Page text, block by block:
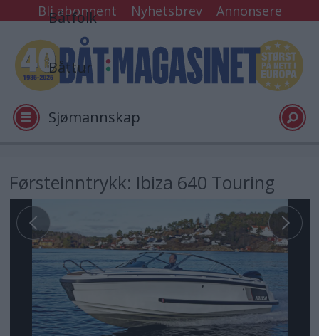
Bli abonnent Nyhetsbrev Annonsere
Båtfolk
Båttur
Sjømannskap
Arkiv
Video
Logg inn
Førsteinntrykk: Ibiza 640 Touring